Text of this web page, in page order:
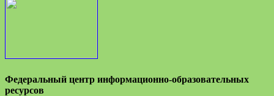
Федеральный центр информационно-образовательных
ресурсов